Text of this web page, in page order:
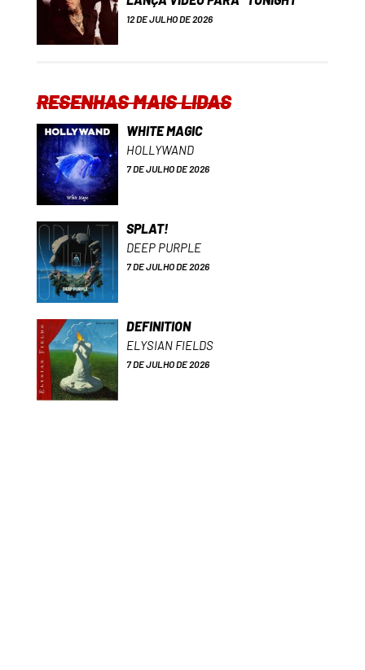
12 DE JULHO DE 2026
RESENHAS MAIS LIDAS
WHITE MAGIC
HOLLYWAND
7 DE JULHO DE 2026
SPLAT!
DEEP PURPLE
7 DE JULHO DE 2026
DEFINITION
ELYSIAN FIELDS
7 DE JULHO DE 2026